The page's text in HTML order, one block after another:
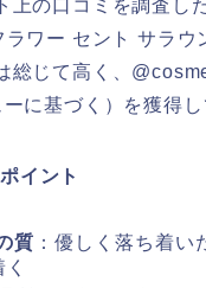
上の口コミを調査し
ラワー セント サラウ
総じて高く、
ーに基づく）を獲得し
イント
質 ：優しく落ち着い